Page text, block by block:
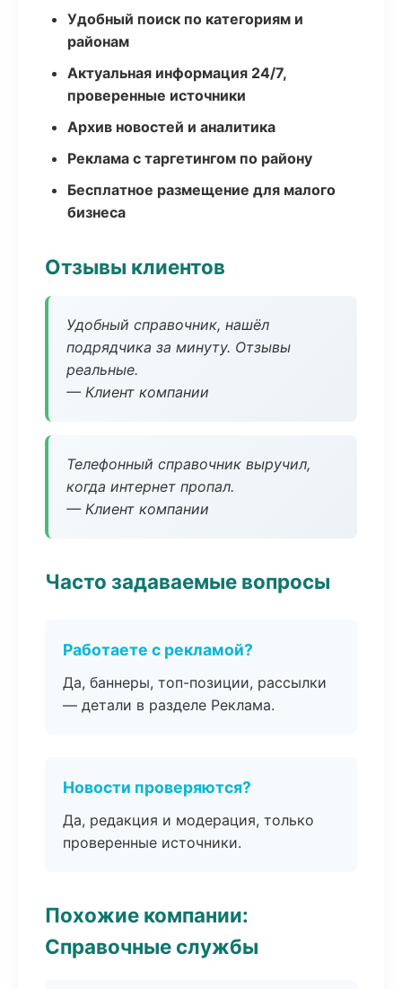
Удобный поиск по категориям и
районам
Актуальная информация 24/7,
проверенные источники
Архив новостей и аналитика
Реклама с таргетингом по району
Бесплатное размещение для малого
бизнеса
Отзывы клиентов
Удобный справочник, нашёл
подрядчика за минуту. Отзывы
реальные.
— Клиент компании
Телефонный справочник выручил,
когда интернет пропал.
— Клиент компании
Часто задаваемые вопросы
Работаете с рекламой?
Да, баннеры, топ-позиции, рассылки
— детали в разделе Реклама.
Новости проверяются?
Да, редакция и модерация, только
проверенные источники.
Похожие компании:
Справочные службы